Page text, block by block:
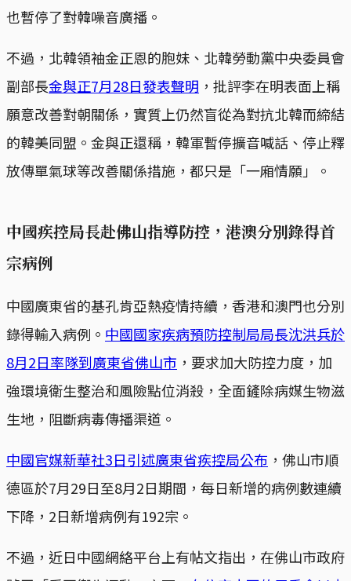
也暫停了對韓噪音廣播。
不過，北韓領袖金正恩的胞妹、北韓勞動黨中央委員會
副部長金與正7月28日發表聲明 ，批評李在明表面上稱
願意改善對朝關係，實質上仍然盲從為對抗北韓而締結
的韓美同盟。金與正還稱，韓軍暫停擴音喊話、停止釋
放傳單氣球等改善關係措施，都只是「一廂情願」。
中國疾控局長赴佛山指導防控，港澳分別錄得首
宗病例
中國廣東省的基孔肯亞熱疫情持續，香港和澳門也分別
錄得輸入病例。 中國國家疾病預防控制局局長沈洪兵於
8月2日率隊到廣東省佛山市 ，要求加大防控力度，加
強環境衛生整治和風險點位消殺，全面鏟除病媒生物滋
生地，阻斷病毒傳播渠道。
中國官媒新華社3日引述廣東省疾控局公布 ，佛山市順
德區於7月29日至8月2日期間，每日新增的病例數連續
下降，2日新增病例有192宗。
不過，近日中國網絡平台上有帖文指出，在佛山市政府